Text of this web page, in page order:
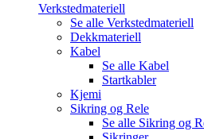
Verkstedmateriell
Se alle Verkstedmateriell
Dekkmateriell
Kabel
Se alle Kabel
Startkabler
Kjemi
Sikring og Rele
Se alle Sikring og